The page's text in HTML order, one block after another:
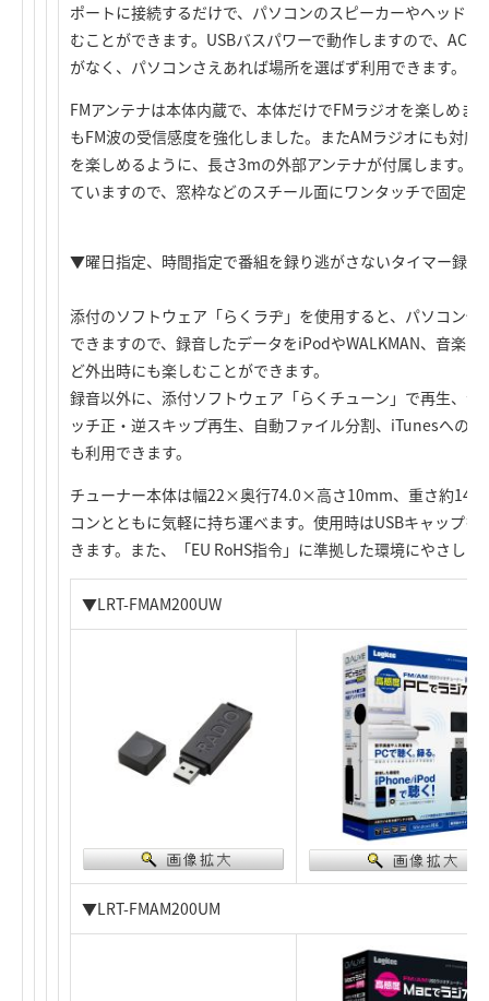
ポートに接続するだけで、パソコンのスピーカーやヘッド
むことができます。USBバスパワーで動作しますので、AC
がなく、パソコンさえあれば場所を選ばず利用できます。
FMアンテナは本体内蔵で、本体だけでFMラジオを楽しめま
もFM波の受信感度を強化しました。またAMラジオにも対
を楽しめるように、長さ3mの外部アンテナが付属します。
ていますので、窓枠などのスチール面にワンタッチで固定で
▼曜日指定、時間指定で番組を録り逃がさないタイマー録
添付のソフトウェア「らくラヂ」を使用すると、パソコン
できますので、録音したデータをiPodやWALKMAN、音楽
ど外出時にも楽しむことができます。
録音以外に、添付ソフトウェア「らくチューン」で再生、
ッチ正・逆スキップ再生、自動ファイル分割、iTunesへの
も利用できます。
チューナー本体は幅22×奥行74.0×高さ10mm、重さ約14g
コンとともに気軽に持ち運べます。使用時はUSBキャップ
きます。また、「EU RoHS指令」に準拠した環境にやさし
▼LRT-FMAM200UW
▼LRT-FMAM200UM